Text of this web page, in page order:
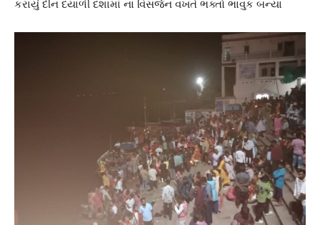
કરાયું દીન દયાળી દશામાં ના વિસર્જન વખતે ભક્તો ભાવુક બન્યા